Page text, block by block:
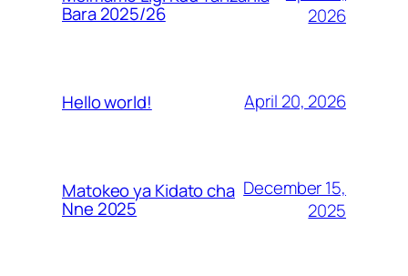
Bara 2025/26
2026
Hello world! April 20, 2026
Matokeo ya Kidato cha
Nne 2025
December 15,
2025